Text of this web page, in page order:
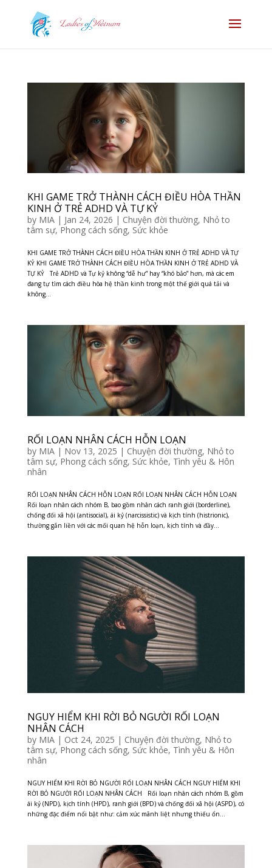
KHI GAME TRỞ THÀNH CÁCH ĐIỀU HÒA THẦN
KINH Ở TRẺ ADHD VÀ TỰ KỶ
by MIA| Jan 24, 2026 | Chuyện đời thường, Nhỏ to
tâm sự, Phong cách sống, Sức khỏe
KHI GAME TRỞ THÀNH CÁCH ĐIỀU HÒA THẦN KINH Ở TRẺ ADHD VÀ TỰ
KỶ KHI GAME TRỞ THÀNH CÁCH ĐIỀU HÒA THẦN KINH Ở TRẺ ADHD VÀ
TỰ KỶ Trẻ ADHD và Tự kỷ không “dễ hư” hay “khó bảo” hơn, mà các em
đang tự tìm cách điều hòa hệ thần kinh trong một thế giới quá tải và
không...
RỐI LOẠN NHÂN CÁCH HỖN LOẠN
by MIA| Nov 13, 2025 | Chuyện đời thường, Nhỏ to
tâm sự, Phong cách sống, Sức khỏe, Tình yêu & Hôn
nhân
RỐI LOẠN NHÂN CÁCH HỖN LOẠN RỐI LOẠN NHÂN CÁCH HỖN LOẠN
Rối loạn nhân cách nhóm B, bao gồm nhân cách ranh giới (borderline),
chống đối xã hội (antisocial), ái kỷ (narcissistic) và kịch tính (histrionic),
thường gắn liền với các mối quan hệ hỗn loạn, kịch tính và đầy...
NGUY HIỂM KHI RỜI BỎ NGƯỜI RỐI LOẠN
NHÂN CÁCH
by MIA| Oct 24, 2025 | Chuyện đời thường, Nhỏ to
tâm sự, Phong cách sống, Sức khỏe, Tình yêu & Hôn
nhân
NGUY HIỂM KHI RỜI BỎ NGƯỜI RỐI LOẠN NHÂN CÁCH NGUY HIỂM KHI
RỜI BỎ NGƯỜI RỐI LOẠN NHÂN CÁCH Rối loạn nhân cách nhóm B, gồm
ái kỷ (NPD), kịch tính (HPD), ranh giới (BPD) và chống đối xã hội (ASPD), có
những đặc điểm nổi bật như: cảm xúc mãnh liệt nhưng thiếu ổn...